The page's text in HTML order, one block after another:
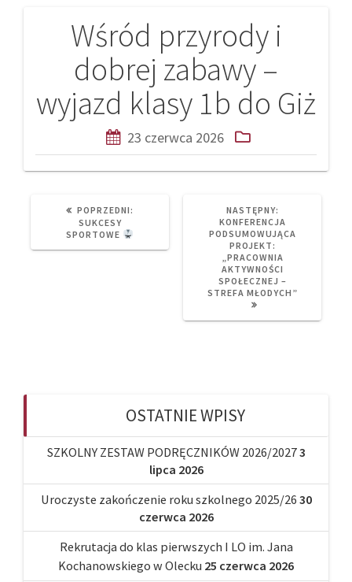
Wśród przyrody i
dobrej zabawy –
wyjazd klasy 1b do Giż
23 czerwca 2026
Nawigacja
wpisu
POPRZEDNI:
SUKCESY
SPORTOWE
NASTĘPNY:
POST:
KONFERENCJA
PODSUMOWUJĄCA
PROJEKT:
„PRACOWNIA
AKTYWNOŚCI
SPOŁECZNEJ –
STREFA MŁODYCH”
OSTATNIE WPISY
SZKOLNY ZESTAW PODRĘCZNIKÓW 2026/20273
lipca 2026
Uroczyste zakończenie roku szkolnego 2025/26 30
czerwca 2026
Rekrutacja do klas pierwszych I LO im. Jana
Kochanowskiego w Olecku 25 czerwca 2026